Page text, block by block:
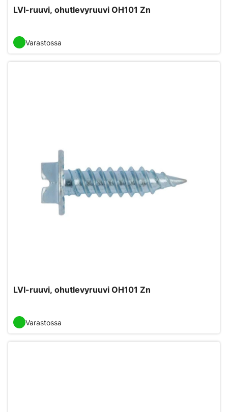
LVI-ruuvi, ohutlevyruuvi OH101 Zn
Varastossa
LVI-ruuvi, ohutlevyruuvi OH101 Zn
Varastossa